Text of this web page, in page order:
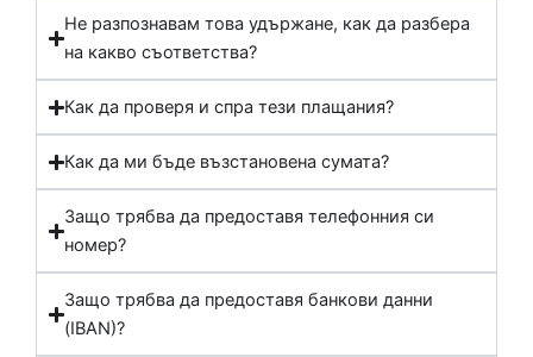
Не разпознавам това удържане, как да разбера
на какво съответства?
Как да проверя и спра тези плащания?
Как да ми бъде възстановена сумата?
Защо трябва да предоставя телефонния си
номер?
Защо трябва да предоставя банкови данни
(IBAN)?